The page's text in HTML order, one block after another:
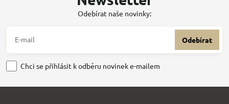
Odebírat naše novinky:
Odebírat
Chci se přihlásit k odběru novinek e-mailem